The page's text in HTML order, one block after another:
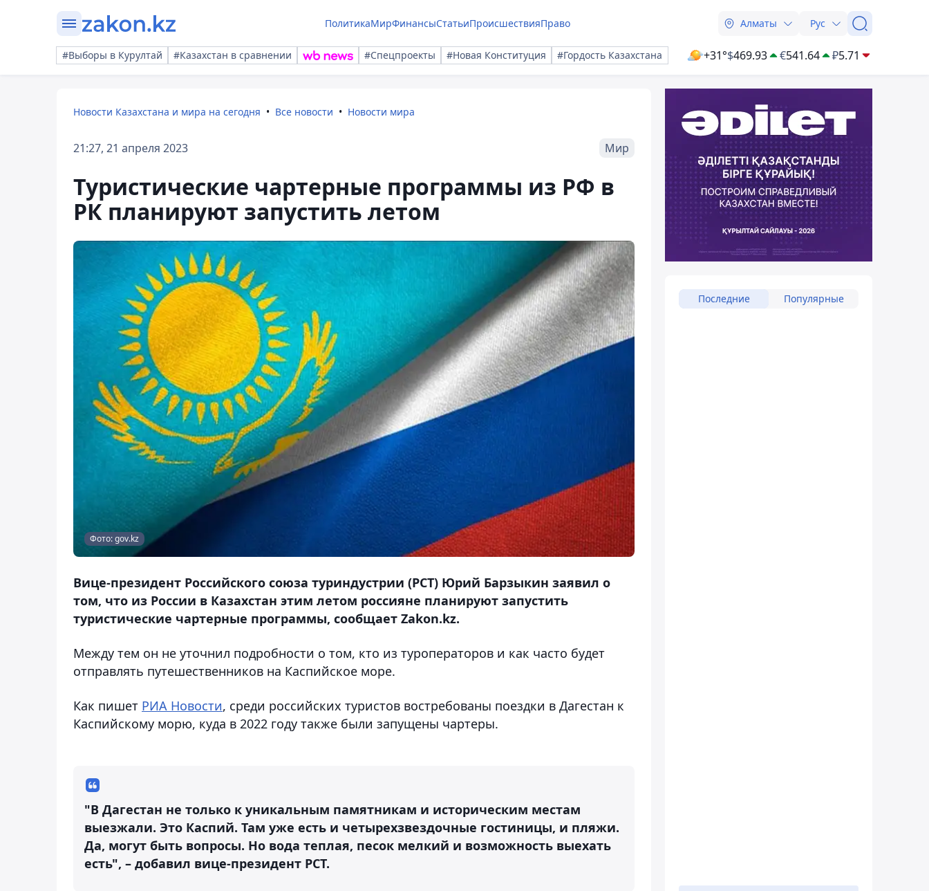
ПолитикаМирФинансыСтатьиПроисшествияПраво Алматы Рус
#Выборы в Курултай #Казахстан в сравнении #Спецпроекты #Новая Конституция #Гордость Казахстана +31°$469.93 €541.64 ₽5.71
Новости Казахстана и мира на сегодня Все новости Новости мира
21:27, 21 апреля 2023 Мир
Туристические чартерные программы из РФ в
РК планируют запустить летом
Фото: gov.kz
Вице-президент Российского союза туриндустрии (РСТ) Юрий Барзыкин заявил о
том, что из России в Казахстан этим летом россияне планируют запустить
туристические чартерные программы, сообщает Zakon.kz.
Между тем он не уточнил подробности о том, кто из туроператоров и как часто будет
отправлять путешественников на Каспийское море.
Как пишет РИА Новости, среди российских туристов востребованы поездки в Дагестан к
Каспийскому морю, куда в 2022 году также были запущены чартеры.
"В Дагестан не только к уникальным памятникам и историческим местам
выезжали. Это Каспий. Там уже есть и четырехзвездочные гостиницы, и пляжи.
Да, могут быть вопросы. Но вода теплая, песок мелкий и возможность выехать
есть", – добавил вице-президент РСТ.
Последние Популярные